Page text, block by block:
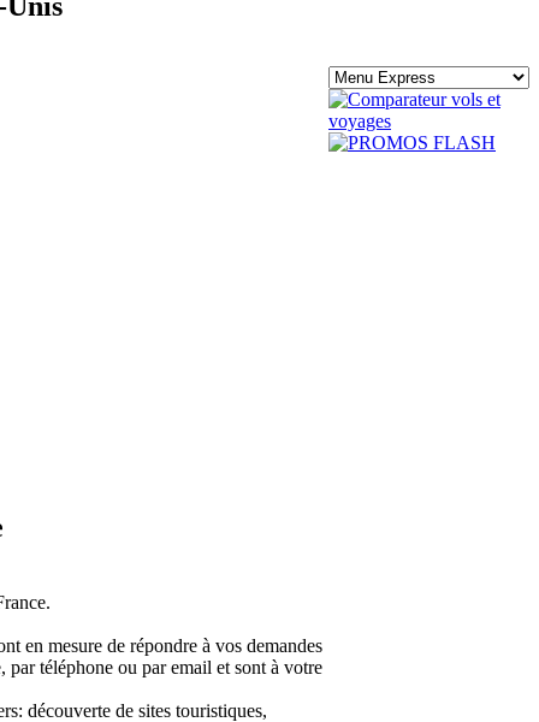
mesure de répondre à vos demandes
par téléphone ou par email et sont à votre
découverte de sites touristiques,